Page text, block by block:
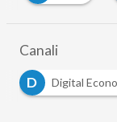
Canali
D
Digital